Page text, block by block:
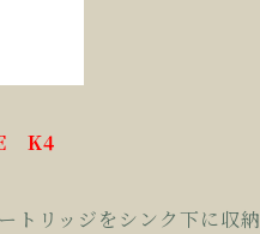
K4
リッジをシンク下に収